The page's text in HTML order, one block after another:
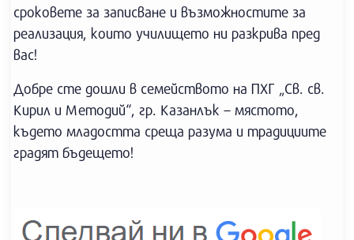
сроковете за записване и възможностите за
реализация, които училището ни разкрива пред
вас!
Добре сте дошли в семейството на ПХГ „Св. св.
Кирил и Методий“, гр. Казанлък – мястото,
където младостта среща разума и традициите
градят бъдещето!